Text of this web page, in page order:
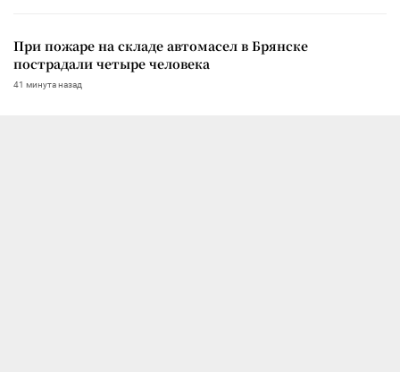
При пожаре на складе автомасел в Брянске
пострадали четыре человека
41 минута назад